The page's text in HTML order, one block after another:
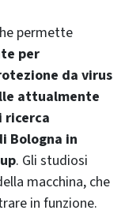
per
da virus
attualmente
ricerca
Bologna in
. Gli studiosi
macchina, che
in funzione.